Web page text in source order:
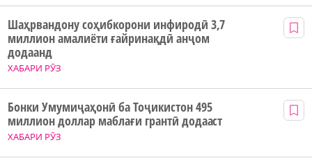
ХАБАРИ РӮЗ
Шаҳрвандону соҳибкорони инфиродӣ 3,7
миллион амалиёти ғайринақдӣ анҷом
додаанд
ХАБАРИ РӮЗ
Бонки Умумиҷаҳонӣ ба Тоҷикистон 495
миллион доллар маблағи грантӣ додааст